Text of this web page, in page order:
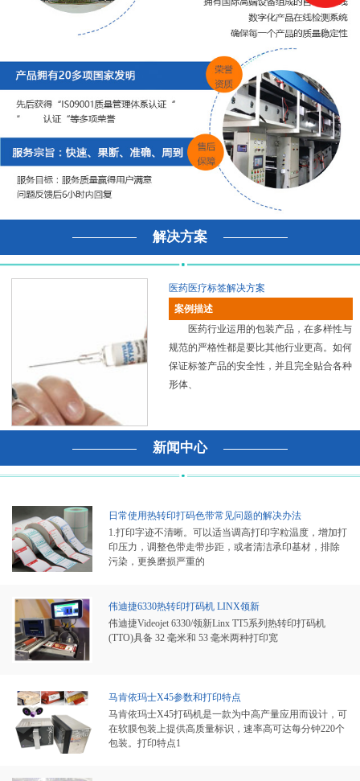
解决方案
医药医疗标签解决方案
案例描述
医药行业运用的包装产品，在多样性与
规范的严格性都是要比其他行业更高。如何
保证标签产品的安全性，并且完全贴合各种
形体、
新闻中心
日常使用热转印打码色带常见问题的解决办法
1.打印字迹不清晰。可以适当调高打印字粒温度，增加打
印压力，调整色带走带步距，或者清洁承印基材，排除
污染，更换磨损严重的
伟迪捷6330热转印打码机 LINX领新
伟迪捷Videojet 6330/领新Linx TT5系列热转印打码机
(TTO)具备 32 毫米和 53 毫米两种打印宽
马肯依玛士X45参数和打印特点
马肯依玛士X45打码机是一款为中高产量应用而设计，可
在软膜包装上提供高质量标识，速率高可达每分钟220个
包装。打印特点1